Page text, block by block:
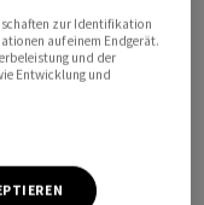
Dörfer
und unsere
die
hiess es
zur Identifikation
auf einem Endgerät.
und der
Entwicklung und